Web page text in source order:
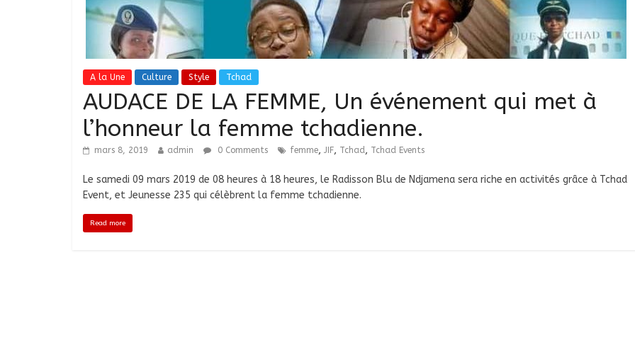
A la Une Culture Style Tchad
AUDACE DE LA FEMME, Un événement qui met à
l’honneur la femme tchadienne.
mars 8, 2019 admin 0 Comments femme, JIF, Tchad, Tchad Events
Le samedi 09 mars 2019 de 08 heures à 18 heures, le Radisson Blu de Ndjamena sera riche en activités grâce à Tchad
Event, et Jeunesse 235 qui célèbrent la femme tchadienne.
Read more